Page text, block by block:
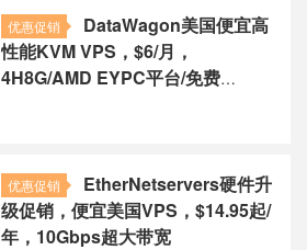
优惠促销
DataWagon美国便宜高
性能KVM VPS，$6/月，
4H8G/AMD EYPC平台/免费
优惠促销
EtherNetservers硬件升
级促销，便宜美国VPS，$14.95起/
年，10Gbps超大带宽